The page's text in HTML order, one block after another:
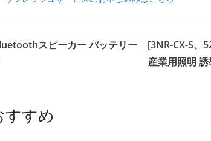
スピーカー バッテリー
[3NR-CX-S、
産業用照明
すすめ